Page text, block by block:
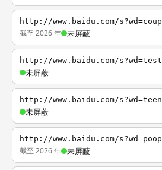
http://www.baidu.com/s?wd=coup
截至 2026 年 未屏蔽
http://www.baidu.com/s?wd=test
未屏蔽
http://www.baidu.com/s?wd=teen
未屏蔽
http://www.baidu.com/s?wd=poop
截至 2026 年 未屏蔽